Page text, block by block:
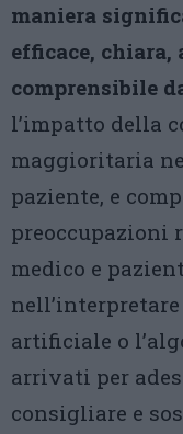
maniera
efficace, chiara,
comprensibile
l’impatto della
maggioritaria
paziente, e
preoccupazioni
medico e
artificiale o
arrivati per
consigliare e